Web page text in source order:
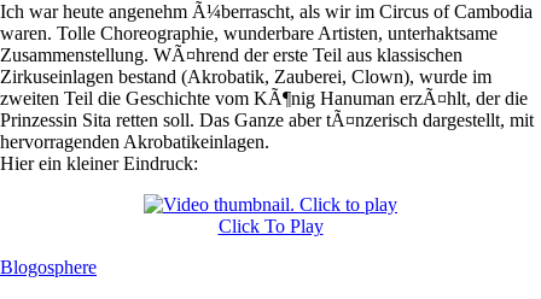
Ich war heute angenehm Ã¼berrascht, als wir im Circus of Cambodia
waren. Tolle Choreographie, wunderbare Artisten, unterhaktsame
Zusammenstellung. WÃ¤hrend der erste Teil aus klassischen
Zirkuseinlagen bestand (Akrobatik, Zauberei, Clown), wurde im
zweiten Teil die Geschichte vom KÃ¶nig Hanuman erzÃ¤hlt, der die
Prinzessin Sita retten soll. Das Ganze aber tÃ¤nzerisch dargestellt, mit
hervorragenden Akrobatikeinlagen.
Hier ein kleiner Eindruck:
Click To Play
Blogosphere